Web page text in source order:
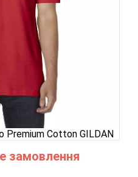
замовлення